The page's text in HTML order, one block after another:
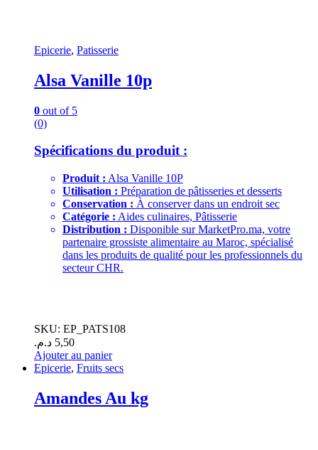
Epicerie, Patisserie
Alsa Vanille 10p
0 out of 5
(0)
Spécifications du produit :
Produit : Alsa Vanille 10P
Utilisation : Préparation de pâtisseries et desserts
Conservation : À conserver dans un endroit sec
Catégorie : Aides culinaires, Pâtisserie
Distribution : Disponible sur MarketPro.ma, votre
partenaire grossiste alimentaire au Maroc, spécialisé
dans les produits de qualité pour les professionnels du
secteur CHR.
SKU: EP_PATS108
5,50 د.م.
Ajouter au panier
Epicerie, Fruits secs
Amandes Au kg